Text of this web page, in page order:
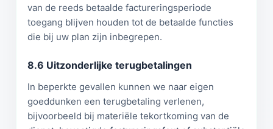
van de reeds betaalde factureringsperiode
toegang blijven houden tot de betaalde functies
die bij uw plan zijn inbegrepen.
8.6 Uitzonderlijke terugbetalingen
In beperkte gevallen kunnen we naar eigen
goeddunken een terugbetaling verlenen,
bijvoorbeeld bij materiële tekortkoming van de